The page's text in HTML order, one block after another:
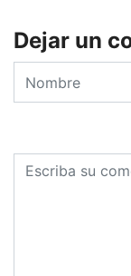
Dejar un